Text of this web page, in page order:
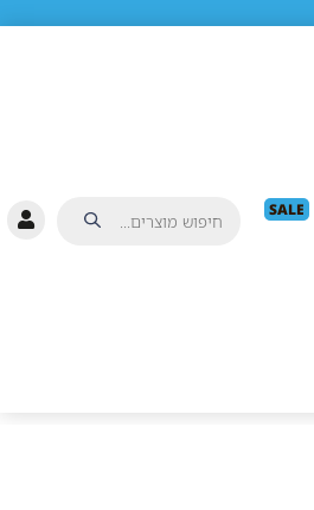
SALE